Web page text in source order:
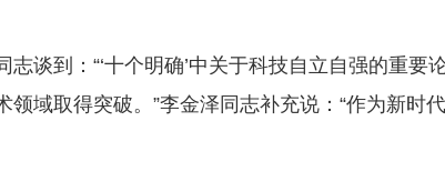
谈到：“‘十个明确’中关于科技自立自强的重
域取得突破。”李金泽同志补充说：“作为新时